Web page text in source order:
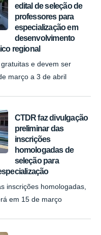
edital de seleção de
professores para
especialização em
desenvolvimento
regional
e devem ser
março a 3 de abril
CTDR faz divulgação
preliminar das
inscrições
homologadas de
seleção para
inscrições homologadas,
em 15 de março